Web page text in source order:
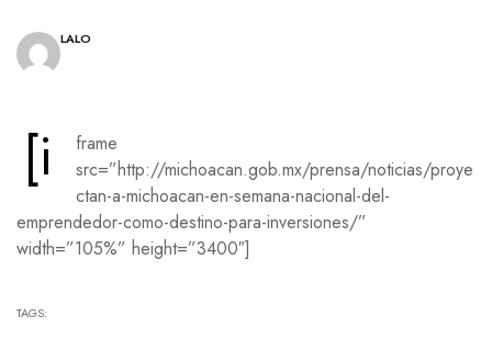
LALO
[i
frame
src=”http://michoacan.gob.mx/prensa/noticias/proye
ctan-a-michoacan-en-semana-nacional-del-
emprendedor-como-destino-para-inversiones/”
width=”105%” height=”3400″]
TAGS: